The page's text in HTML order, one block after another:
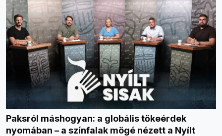
Paksról máshogyan: a globális tőkeérdek
nyomában – a színfalak mögé nézett a Nyílt